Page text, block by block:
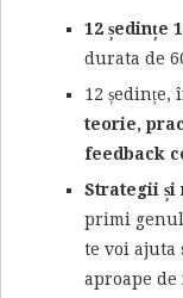
12 ședințe
durata de
12 ședințe,
teorie,
feedback
Strategii și
primi
te voi
aproape